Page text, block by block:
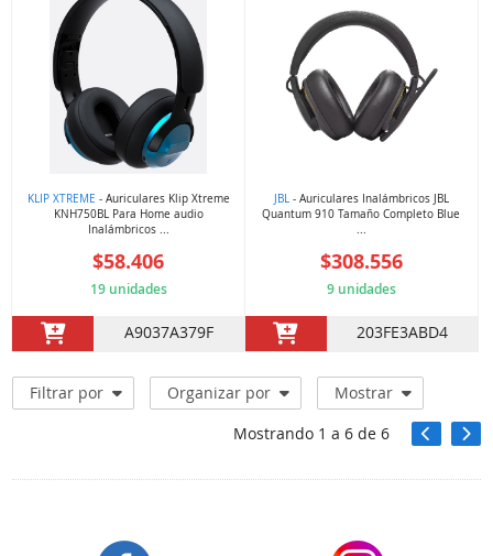
KLIP XTREME - Auriculares Klip Xtreme
KNH750BL Para Home audio
Inalámbricos ...
$58.406
19 unidades
A9037A379F
JBL- Auriculares Inalámbricos JBL
Quantum 910 Tamaño Completo Blue
...
$308.556
9 unidades
203FE3ABD4
Filtrar por Organizar por
Mostrar
Mostrando 1 a 6de 6